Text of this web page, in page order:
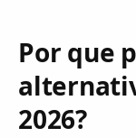
Por que
2026?